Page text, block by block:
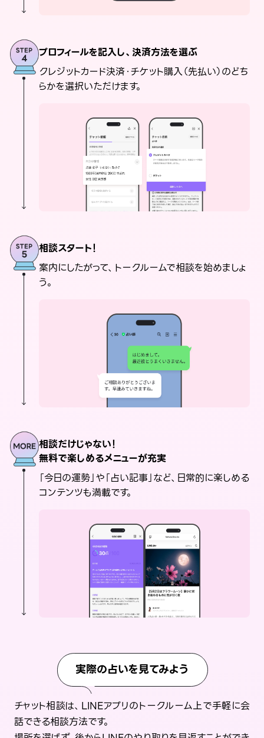
プロフィールを記入し、決済方法を選ぶ
クレジットカード決済・チケット購入（先払い）のどち
らかを選択いただけます。
相談スタート！
案内にしたがって、トークルームで相談を始めましょ
う。
相談だけじゃない！
無料で楽しめるメニューが充実
「今日の運勢」や「占い記事」など、日常的に楽しめる
コンテンツも満載です。
実際の占いを見てみよう
チャット相談は、LINEアプリのトークルーム上で手軽に会
話できる相談方法です。